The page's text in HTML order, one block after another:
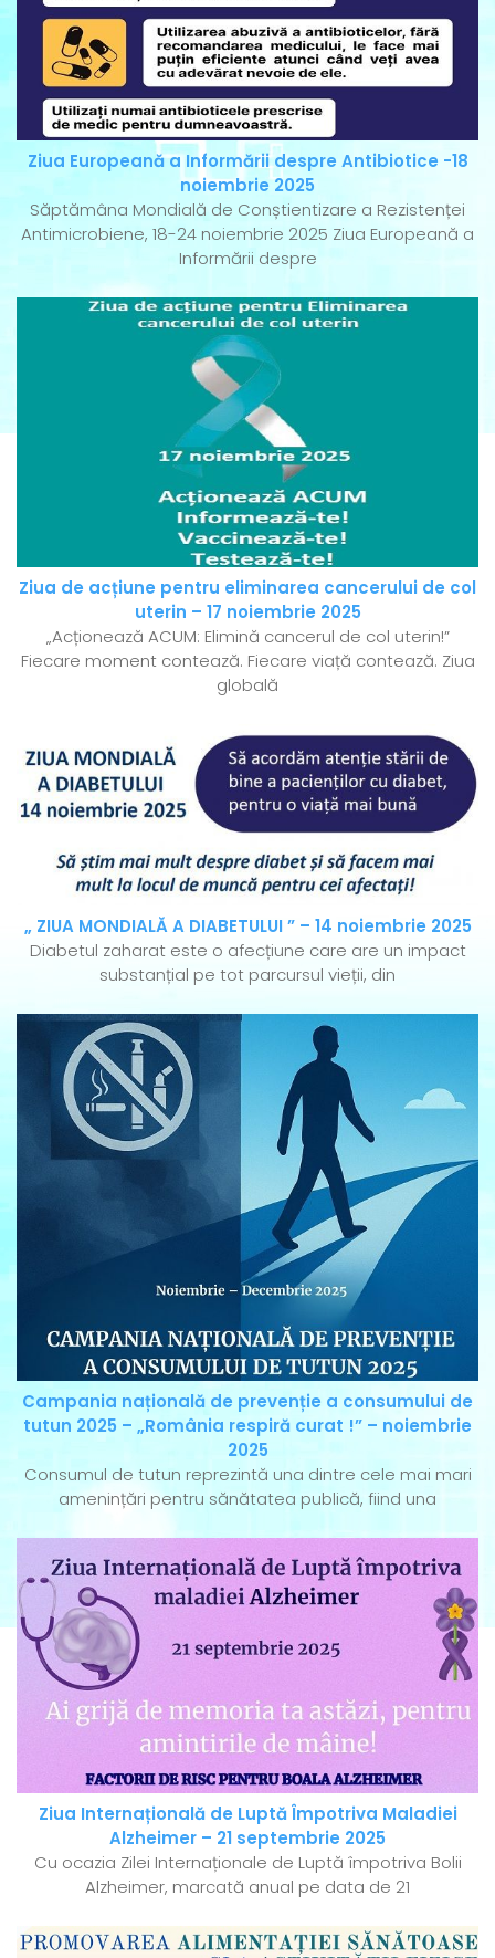
Ziua Europeană a Informării despre Antibiotice -18
noiembrie 2025
Săptămâna Mondială de Conștientizare a Rezistenței
Antimicrobiene, 18-24 noiembrie 2025 Ziua Europeană a
Informării despre
Ziua de acțiune pentru eliminarea cancerului de col
uterin – 17 noiembrie 2025
„Acționează ACUM: Elimină cancerul de col uterin!”
Fiecare moment contează. Fiecare viață contează. Ziua
globală
„ ZIUA MONDIALĂ A DIABETULUI ” – 14 noiembrie 2025
Diabetul zaharat este o afecțiune care are un impact
substanțial pe tot parcursul vieții, din
Campania națională de prevenție a consumului de
tutun 2025 – „România respiră curat !” – noiembrie
2025
Consumul de tutun reprezintă una dintre cele mai mari
amenințări pentru sănătatea publică, fiind una
Ziua Internațională de Luptă Împotriva Maladiei
Alzheimer – 21 septembrie 2025
Cu ocazia Zilei Internaționale de Luptă împotriva Bolii
Alzheimer, marcată anual pe data de 21